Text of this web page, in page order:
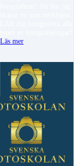
Läs mer